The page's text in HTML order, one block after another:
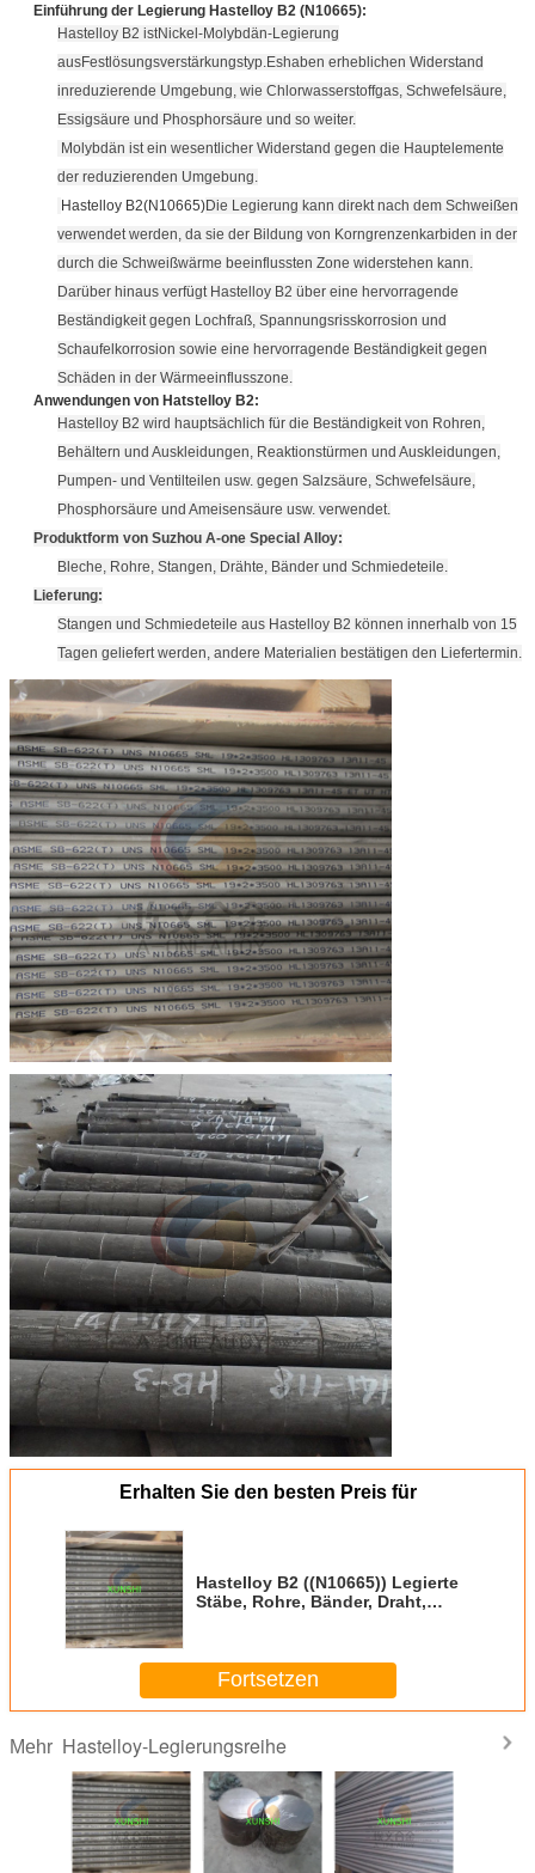
Einführung der Legierung Hastelloy B2 (N10665):
Hastelloy B2 istNickel-Molybdän-Legierung
ausFestlösungsverstärkungstyp.Eshaben erheblichen Widerstand
inreduzierende Umgebung, wie Chlorwasserstoffgas, Schwefelsäure,
Essigsäure und Phosphorsäure und so weiter.
Molybdän ist ein wesentlicher Widerstand gegen die Hauptelemente
der reduzierenden Umgebung.
Hastelloy B2(N10665)Die Legierung kann direkt nach dem Schweißen
verwendet werden, da sie der Bildung von Korngrenzenkarbiden in der
durch die Schweißwärme beeinflussten Zone widerstehen kann.
Darüber hinaus verfügt Hastelloy B2 über eine hervorragende
Beständigkeit gegen Lochfraß, Spannungsrisskorrosion und
Schaufelkorrosion sowie eine hervorragende Beständigkeit gegen
Schäden in der Wärmeeinflusszone.
Anwendungen von Hatstelloy B2:
Hastelloy B2 wird hauptsächlich für die Beständigkeit von Rohren,
Behältern und Auskleidungen, Reaktionstürmen und Auskleidungen,
Pumpen- und Ventilteilen usw. gegen Salzsäure, Schwefelsäure,
Phosphorsäure und Ameisensäure usw. verwendet.
Produktform von Suzhou A-one Special Alloy:
Bleche, Rohre, Stangen, Drähte, Bänder und Schmiedeteile.
Lieferung:
Stangen und Schmiedeteile aus Hastelloy B2 können innerhalb von 15
Tagen geliefert werden, andere Materialien bestätigen den Liefertermin.
Erhalten Sie den besten Preis für
Hastelloy B2 ((N10665)) Legierte
Stäbe, Rohre, Bänder, Draht,
Fortsetzen
Mehr Hastelloy-Legierungsreihe